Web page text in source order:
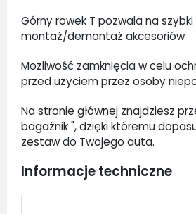
Górny rowek T pozwala na szybki
montaż/demontaż akcesoriów
Możliwość zamknięcia w celu
przed użyciem przez osoby
Na stronie głównej znajdziesz
bagażnik ", dzięki któremu
zestaw do Twojego auta.
Informacje techniczne